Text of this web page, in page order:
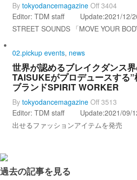
By tokyodancemagazine Off 3404
Editor: TDM staff Update:2021/12/
STREET SOUNDS 「MOVE YOUR
02.pickup events, news
世界が認めるブレイクダンス
TAISUKEがプロデュースする
ブランドSPIRIT WORKER
By tokyodancemagazine Off 3513
Editor: TDM staff Update:2021/09/
出せるファッションアイテムを発売
過去の記事を見る